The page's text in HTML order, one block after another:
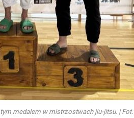
medalem w mistrzostwach jiu-jitsu. | Fot.